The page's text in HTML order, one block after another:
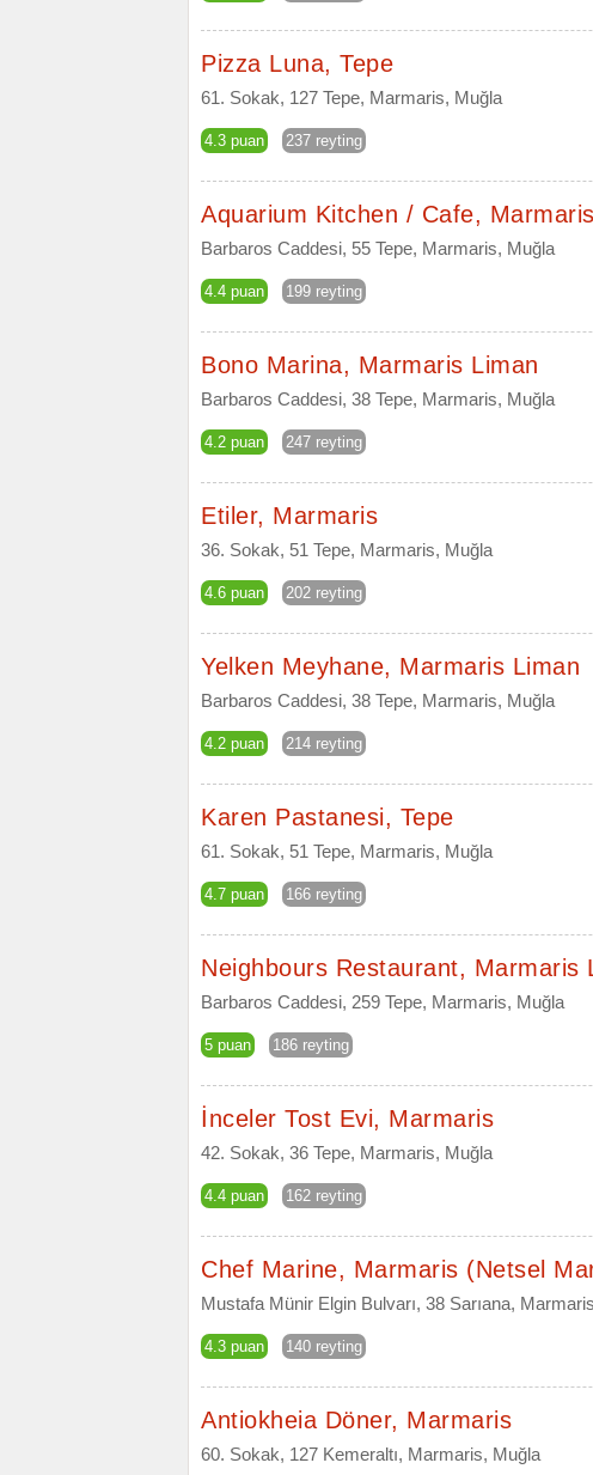
Pizza Luna, Tepe
61. Sokak, 127 Tepe, Marmaris, Muğla
4.3 puan 237 reyting
Aquarium Kitchen / Cafe,
Barbaros Caddesi, 55 Tepe, Marmaris, Muğla
4.4 puan 199 reyting
Bono Marina, Marmaris Liman
Barbaros Caddesi, 38 Tepe, Marmaris, Muğla
4.2 puan 247 reyting
Etiler, Marmaris
36. Sokak, 51 Tepe, Marmaris, Muğla
4.6 puan 202 reyting
Yelken Meyhane, Marmaris Liman
Barbaros Caddesi, 38 Tepe, Marmaris, Muğla
4.2 puan 214 reyting
Karen Pastanesi, Tepe
61. Sokak, 51 Tepe, Marmaris, Muğla
4.7 puan 166 reyting
Neighbours Restaurant, Marmaris
Barbaros Caddesi, 259 Tepe, Marmaris, Muğla
5 puan 186 reyting
İnceler Tost Evi, Marmaris
42. Sokak, 36 Tepe, Marmaris, Muğla
4.4 puan 162 reyting
Chef Marine, Marmaris (Netsel
Mustafa Münir Elgin Bulvarı, 38 Sarıana,
4.3 puan 140 reyting
Antiokheia Döner, Marmaris
60. Sokak, 127 Kemeraltı, Marmaris, Muğla